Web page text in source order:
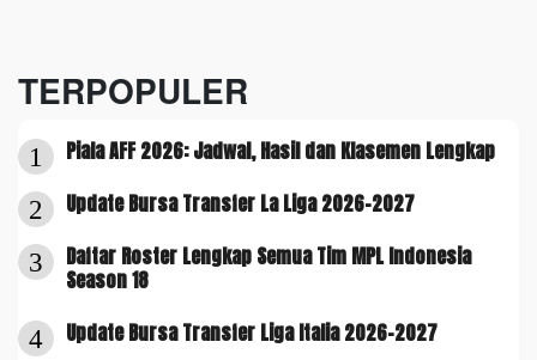
TERPOPULER
1 Piala AFF 2026: Jadwal, Hasil dan Klasemen Lengkap
2 Update Bursa Transfer La Liga 2026-2027
3
Daftar Roster Lengkap Semua Tim MPL Indonesia
Season 18
4 Update Bursa Transfer Liga Italia 2026-2027